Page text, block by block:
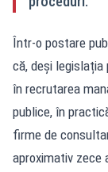
Într-o postare
că, deși legislația
în recrutarea
publice, în
firme de
aproximativ zece